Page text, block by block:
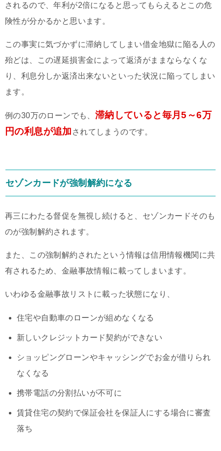
されるので、年利が2倍になると思ってもらえるとこの危
険性が分かるかと思います。
この事実に気づかずに滞納してしまい借金地獄に陥る人の
殆どは、この遅延損害金によって返済がままならなくな
り、利息分しか返済出来ないといった状況に陥ってしまい
ます。
例の30万のローンでも、 滞納していると毎月5～6万
円の利息が追加 されてしまうのです。
セゾンカードが強制解約になる
再三にわたる督促を無視し続けると、セゾンカードそのも
のが強制解約されます。
また、この強制解約されたという情報は信用情報機関に共
有されるため、金融事故情報に載ってしまいます。
いわゆる金融事故リストに載った状態になり、
住宅や自動車のローンが組めなくなる
新しいクレジットカード契約ができない
ショッピングローンやキャッシングでお金が借りられ
なくなる
携帯電話の分割払いが不可に
賃貸住宅の契約で保証会社を保証人にする場合に審査
落ち